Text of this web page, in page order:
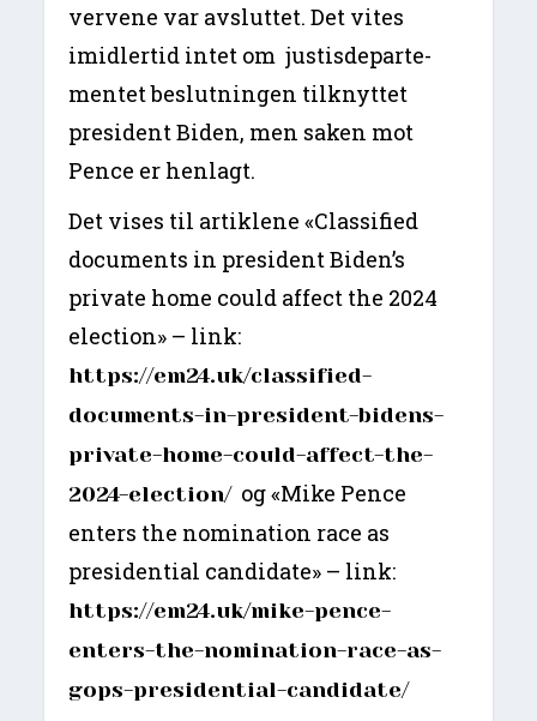
vervene var avsluttet. Det vites
imidlertid intet om justisdeparte-
mentet beslutningen tilknyttet
president Biden, men saken mot
Pence er henlagt.
Det vises til artiklene «Classified
documents in president Biden’s
private home could affect the 2024
election» – link:
https://em24.uk/classified-
documents-in-president-bidens-
private-home-could-affect-the-
2024-election/og «Mike Pence
enters the nomination race as
presidential candidate» – link:
https://em24.uk/mike-pence-
enters-the-nomination-race-as-
gops-presidential-candidate/